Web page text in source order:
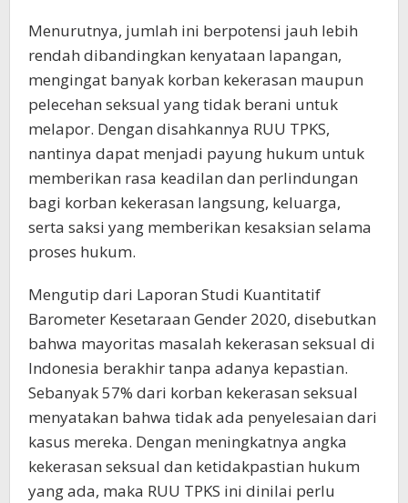
Menurutnya, jumlah ini berpotensi jauh lebih
rendah dibandingkan kenyataan lapangan,
mengingat banyak korban kekerasan maupun
pelecehan seksual yang tidak berani untuk
melapor. Dengan disahkannya RUU TPKS,
nantinya dapat menjadi payung hukum untuk
memberikan rasa keadilan dan perlindungan
bagi korban kekerasan langsung, keluarga,
serta saksi yang memberikan kesaksian selama
proses hukum.
Mengutip dari Laporan Studi Kuantitatif
Barometer Kesetaraan Gender 2020, disebutkan
bahwa mayoritas masalah kekerasan seksual di
Indonesia berakhir tanpa adanya kepastian.
Sebanyak 57% dari korban kekerasan seksual
menyatakan bahwa tidak ada penyelesaian dari
kasus mereka. Dengan meningkatnya angka
kekerasan seksual dan ketidakpastian hukum
yang ada, maka RUU TPKS ini dinilai perlu